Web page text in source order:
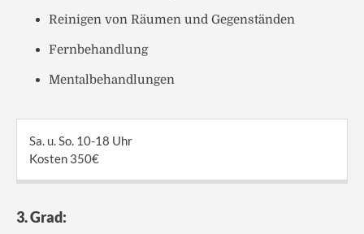
Reinigen von Räumen und Gegenständen
Fernbehandlung
Mentalbehandlungen
Sa. u. So. 10-18 Uhr
Kosten 350€
3. Grad: